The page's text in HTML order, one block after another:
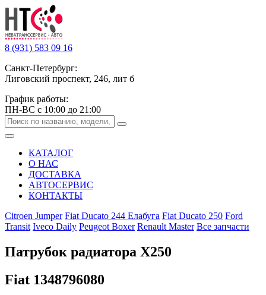
8 (931) 583 09 16
Санкт-Петербург:
Лиговский проспект, 246, лит б
График работы:
ПН-ВС с 10:00 до 21:00
КАТАЛОГ
О НАС
ДОСТАВКА
АВТОСЕРВИС
КОНТАКТЫ
Citroen Jumper Fiat Ducato 244 Елабуга Fiat Ducato 250 Ford
Transit Iveco Daily Peugeot Boxer Renault Master Все запчасти
Патрубок радиатора Х250
Fiat 1348796080